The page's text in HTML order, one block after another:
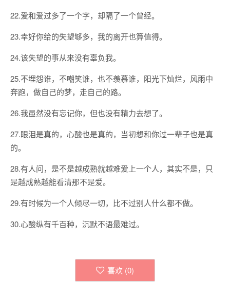
22.爱和爱过多了一个字，却隔了一个曾经。
23.幸好你给的失望够多，我的离开也算值得。
24.该失望的事从来没有辜负我。
25.不埋怨谁，不嘲笑谁，也不羡慕谁，阳光下灿烂，风雨中
奔跑，做自己的梦，走自己的路。
26.我虽然没有忘记你，但也没有精力去想了。
27.眼泪是真的，心酸也是真的，当初想和你过一辈子也是真
的。
28.有人问，是不是越成熟就越难爱上一个人，其实不是，只
是越成熟越能看清那不是爱。
29.有时候为一个人倾尽一切，比不过别人什么都不做。
30.心酸纵有千百种，沉默不语最难过。
喜欢 (0)